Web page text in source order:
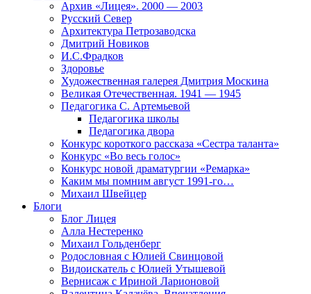
Архив «Лицея». 2000 — 2003
Русский Север
Архитектура Петрозаводска
Дмитрий Новиков
И.С.Фрадков
Здоровье
Художественная галерея Дмитрия Москина
Великая Отечественная. 1941 — 1945
Педагогика С. Артемьевой
Педагогика школы
Педагогика двора
Конкурс короткого рассказа «Сестра таланта»
Конкурс «Во весь голос»
Конкурс новой драматургии «Ремарка»
Каким мы помним август 1991-го…
Михаил Швейцер
Блоги
Блог Лицея
Алла Нестеренко
Михаил Гольденберг
Родословная с Юлией Свинцовой
Видоискатель с Юлией Утышевой
Вернисаж с Ириной Ларионовой